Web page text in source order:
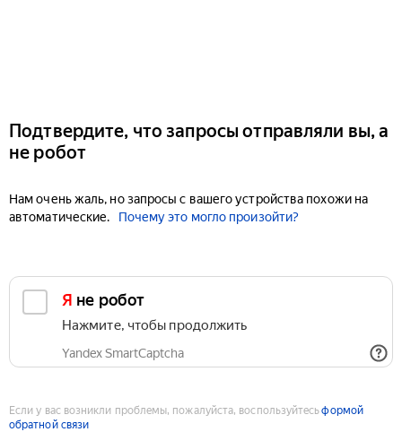
Подтвердите, что запросы отправляли вы, а
не робот
Нам очень жаль, но запросы с вашего устройства похожи на
автоматические.
Почему это могло произойти?
Я не робот
Нажмите, чтобы продолжить
Yandex SmartCaptcha
Если у вас возникли проблемы, пожалуйста, воспользуйтесьформой
обратной связи